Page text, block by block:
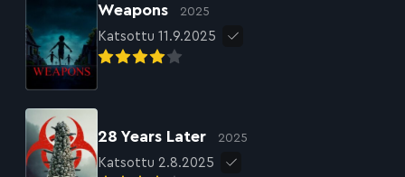
Weapons 2025
Katsottu 11.9.2025
28 Years Later 2025
Katsottu 2.8.2025